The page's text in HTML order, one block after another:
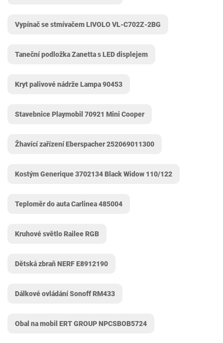
Vypínač se stmívačem ‎LIVOLO VL-C702Z-2BG
Taneční podložka Zanetta s LED displejem
Kryt palivové nádrže Lampa 90453
Stavebnice Playmobil 70921 Mini Cooper
Žhavící zařízení ‎Eberspacher 252069011300
Kostým Generique 3702134 Black Widow 110/122
Teploměr do auta Carlinea 485004
Kruhové světlo Railee RGB
Dětská zbraň NERF ‎E8912190
Dálkové ovládání Sonoff RM433
Obal na mobil ERT GROUP NPCSBOB5724